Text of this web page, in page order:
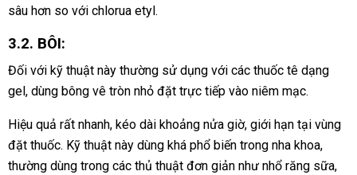
sâu hơn so với chlorua etyl.
3.2. BÔI:
Đối với kỹ thuật này thường sử dụng với các thuốc tê dạng
gel, dùng bông vê tròn nhỏ đặt trực tiếp vào niêm mạc.
Hiệu quả rất nhanh, kéo dài khoảng nửa giờ, giới hạn tại vùng
đặt thuốc. Kỹ thuật này dùng khá phổ biến trong nha khoa,
thường dùng trong các thủ thuật đơn giản như nhổ răng sữa,